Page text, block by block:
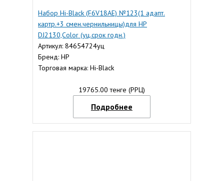
Набор Hi-Black (F6V18AE) №123(1 адапт.
картр.+3 смен.чернильницы)для HP
DJ2130,Color (уц.срок годн.)
Артикул: 84654724уц
Бренд: HP
Торговая марка: Hi-Black
19765.00 тенге (РРЦ)
Подробнее